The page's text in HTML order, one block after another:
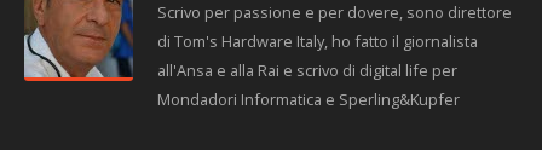
Scrivo per passione e per dovere, sono direttore
di Tom's Hardware Italy, ho fatto il giornalista
all'Ansa e alla Rai e scrivo di digital life per
Mondadori Informatica e Sperling&Kupfer